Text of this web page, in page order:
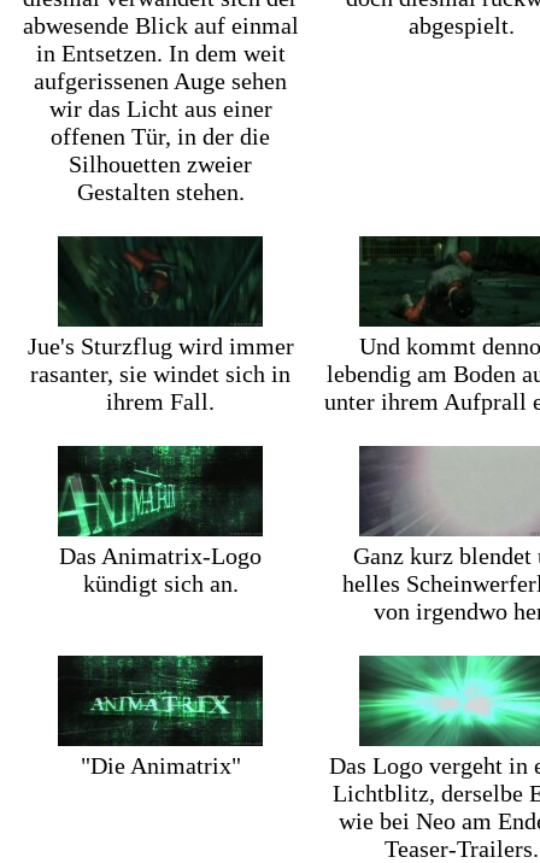
abwesende Blick auf einmal
in Entsetzen. In dem weit
aufgerissenen Auge sehen
wir das Licht aus einer
offenen Tür, in der die
Silhouetten zweier
Gestalten stehen.
abgespielt.
Jue's Sturzflug wird immer
rasanter, sie windet sich in
ihrem Fall.
Und kommt
lebendig am Boden
unter ihrem Aufprall
Das Animatrix-Logo
kündigt sich an.
Ganz kurz blendet
helles
von irgendwo
"Die Animatrix"
Das Logo vergeht in
Lichtblitz, derselbe
wie bei Neo am
Teaser-Trailers.